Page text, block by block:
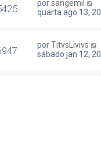
porsangemil
quarta ago 13,
porTitvsLivivs
sábado jan 12,